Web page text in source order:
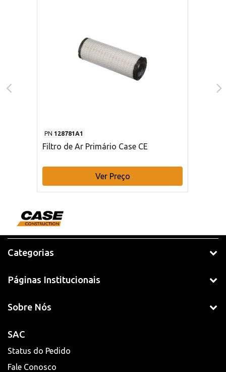
PN 128781A1
Filtro de Ar Primário Case CE
Ver Preço
Categorias
Páginas Institucionais
Sobre Nós
SAC
Status do Pedido
Fale Conosco